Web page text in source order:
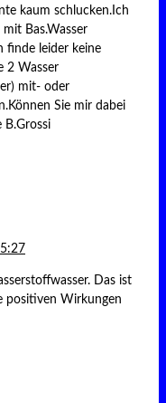
kaum schlucken.Ich
Bas.Wasser
finde leider keine
2 Wasser
mit- oder
Sie mir dabei
B.Grossi
Das ist
positiven Wirkungen